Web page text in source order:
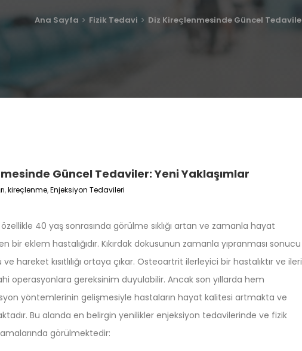
Ana Sayfa Fizik Tedavi Diz Kireçlenmesinde Güncel
Güncel Tedaviler: Yeni Yaklaşımlar
,kireçlenme,Enjeksiyon Tedavileri
40 yaş sonrasında görülme sıklığı artan ve zamanla hayat
bir eklem hastalığıdır. Kıkırdak dokusunun zamanla yıpranması sonucu
hareket kısıtlılığı ortaya çıkar. Osteoartrit ilerleyici bir hastalıktır ve ileri
operasyonlara gereksinim duyulabilir. Ancak son yıllarda hem
yöntemlerinin gelişmesiyle hastaların hayat kalitesi artmakta ve
Bu alanda en belirgin yenilikler enjeksiyon tedavilerinde ve fizik
görülmektedir: